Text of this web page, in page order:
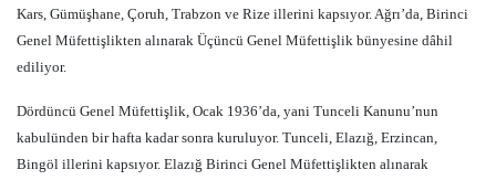
Kars, Gümüşhane, Çoruh, Trabzon ve Rize illerini kapsıyor. Ağrı’da, Birinci
Genel Müfettişlikten alınarak Üçüncü Genel Müfettişlik bünyesine dâhil
ediliyor.
Dördüncü Genel Müfettişlik, Ocak 1936’da, yani Tunceli Kanunu’nun
kabulünden bir hafta kadar sonra kuruluyor. Tunceli, Elazığ, Erzincan,
Bingöl illerini kapsıyor. Elazığ Birinci Genel Müfettişlikten alınarak